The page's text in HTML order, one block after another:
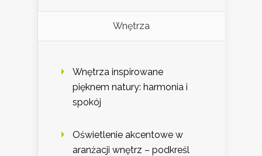
Wnętrza
Wnętrza inspirowane
pięknem natury: harmonia i
spokój
Oświetlenie akcentowe w
aranżacji wnętrz – podkreśl